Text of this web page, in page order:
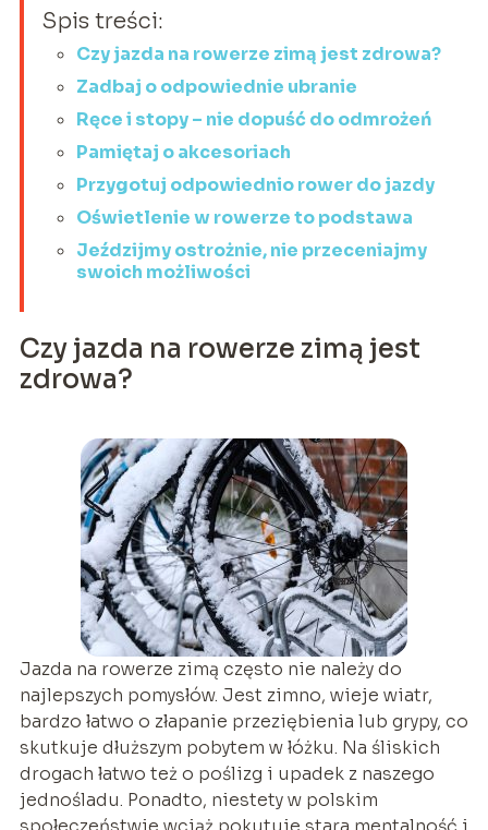
Spis treści:
Czy jazda na rowerze zimą jest zdrowa?
Zadbaj o odpowiednie ubranie
Ręce i stopy – nie dopuść do odmrożeń
Pamiętaj o akcesoriach
Przygotuj odpowiednio rower do jazdy
Oświetlenie w rowerze to podstawa
Jeździjmy ostrożnie, nie przeceniajmy
swoich możliwości
Czy jazda na rowerze zimą jest
zdrowa?
Jazda na rowerze zimą często nie należy do
najlepszych pomysłów. Jest zimno, wieje wiatr,
bardzo łatwo o złapanie przeziębienia lub grypy, co
skutkuje dłuższym pobytem w łóżku. Na śliskich
drogach łatwo też o poślizg i upadek z naszego
jednośladu. Ponadto, niestety w polskim